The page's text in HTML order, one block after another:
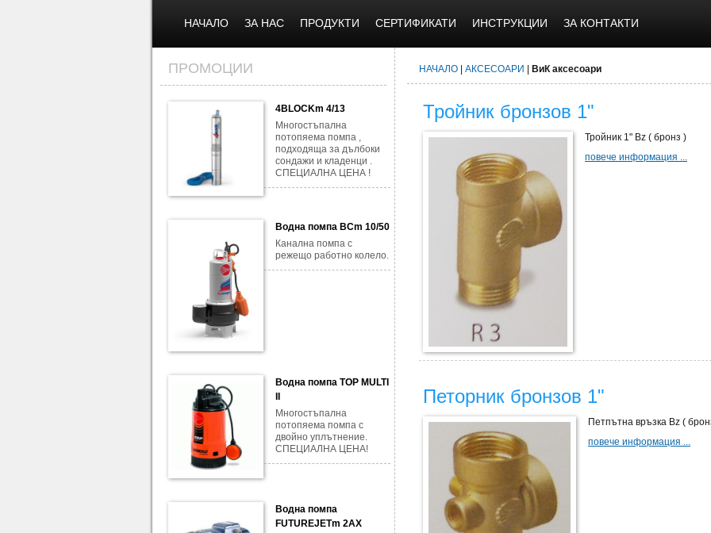
НАЧАЛО ЗА НАС ПРОДУКТИ СЕРТИФИКАТИ ИНСТРУКЦИИ ЗА КОНТАКТИ
ПРОМОЦИИ
4BLOCKm 4/13
Многостъпална
потопяема помпа ,
подходяща за дълбоки
сондажи и кладенци .
СПЕЦИАЛНА ЦЕНА !
Водна помпа BCm 10/50
Канална помпа с
режещо работно колело.
Водна помпа TOP MULTI
II
Многостъпална
потопяема помпа с
двойно уплътнение.
СПЕЦИАЛНА ЦЕНА!
Водна помпа
FUTUREJETm 2AX
НАЧАЛО АКСЕСОАРИ ВиК аксесоари
Тройник бронзов 1"
Тройник 1" Bz ( бронз )
повече информация ...
Петорник бронзов 1"
Петпътна връзка Bz (
повече информация ...